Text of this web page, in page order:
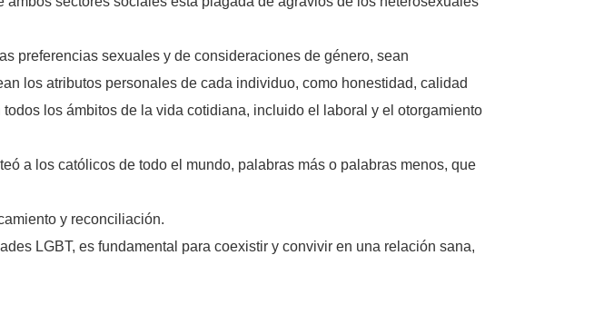
preferencias sexuales y de consideraciones de género, sean
los atributos personales de cada individuo, como honestidad, calidad
los ámbitos de la vida cotidiana, incluido el laboral y el otorgamiento
a los católicos de todo el mundo, palabras más o palabras menos, que
y reconciliación.
LGBT, es fundamental para coexistir y convivir en una relación sana,